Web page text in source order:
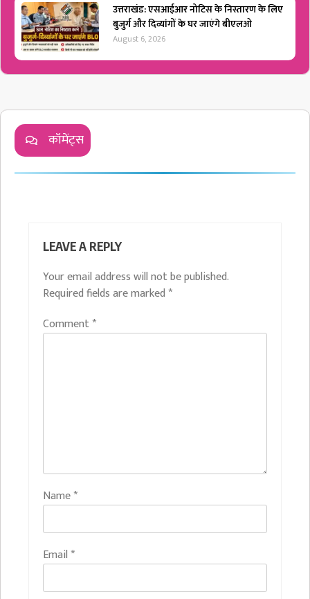
उत्तराखंड: एसआईआर नोटिस के निस्तारण के लिए
बुजुर्ग और दिव्यांगों के घर जाएंगे बीएलओ
August 6, 2026
कॉमेंट्स
LEAVE A REPLY
Your email address will not be published.
Required fields are marked *
Comment*
Name*
Email *